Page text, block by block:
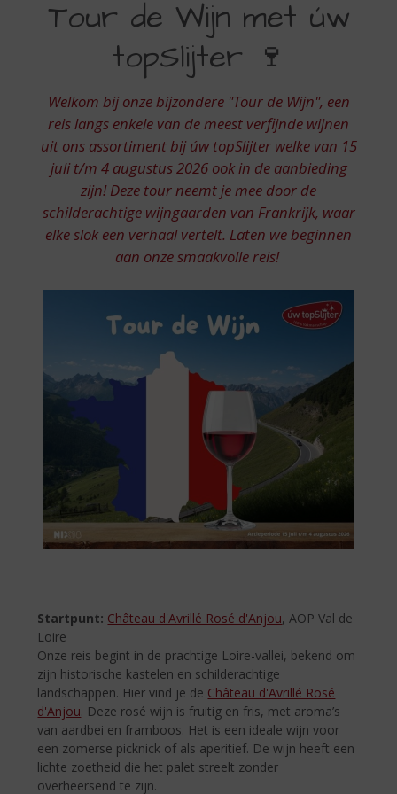
DE
UW
TOPSLIJTER
Tour de Wijn met úw
topSlijter 🍷
Welkom bij onze bijzondere "Tour de Wijn", een
reis langs enkele van de meest verfijnde wijnen
uit ons assortiment bij úw topSlijter welke van 15
juli t/m 4 augustus 2026 ook in de aanbieding
zijn! Deze tour neemt je mee door de
schilderachtige wijngaarden van Frankrijk, waar
elke slok een verhaal vertelt. Laten we beginnen
aan onze smaakvolle reis!
Startpunt: Château d'Avrillé Rosé d'Anjou, AOP Val de
Loire
Onze reis begint in de prachtige Loire-vallei, bekend om
zijn historische kastelen en schilderachtige
landschappen. Hier vind je de Château d'Avrillé Rosé
d'Anjou. Deze rosé wijn is fruitig en fris, met aroma’s
van aardbei en framboos. Het is een ideale wijn voor
een zomerse picknick of als aperitief. De wijn heeft een
lichte zoetheid die het palet streelt zonder
overheersend te zijn.